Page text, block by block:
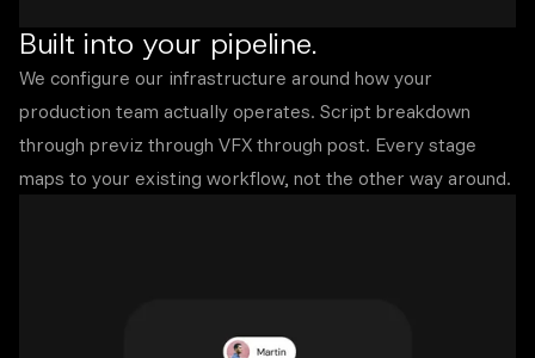
Built into your pipeline.
We configure our infrastructure around how your
production team actually operates. Script breakdown
through previz through VFX through post. Every stage
maps to your existing workflow, not the other way around.